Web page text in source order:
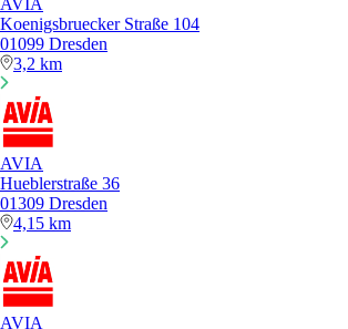
AVIA
Koenigsbruecker Straße 104
01099 Dresden
3,2 km
AVIA
Hueblerstraße 36
01309 Dresden
4,15 km
AVIA